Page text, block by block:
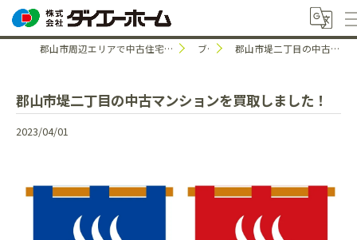
郡山市周辺エリアで中古住宅のことなら株式会社ダイエーホーム ブログ 郡山市堤二丁目の中古マンションを買取しました！
郡山市堤二丁目の中古マンションを買取しました！
2023/04/01